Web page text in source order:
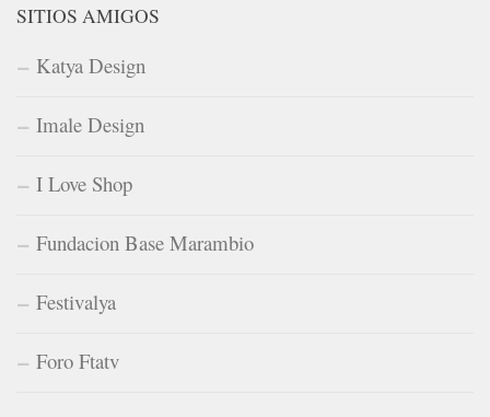
SITIOS AMIGOS
Katya Design
Imale Design
I Love Shop
Fundacion Base Marambio
Festivalya
Foro Ftatv